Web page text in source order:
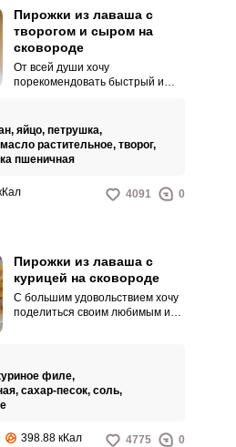
Пирожки из лаваша с
творогом и сыром на
сковороде
От всей души хочу
порекомендовать быстрый и
из лаваша с творогом и сыром
на сковороде. Пирожки
готовятся очень быстро и
яйцо, петрушка,
масло растительное, творог,
пшеничная
4091 0
Пирожки из лаваша с
курицей на сковороде
С большим удовольствием хочу
поделиться своим любимым и
можно приготовить в качестве
сытного завтрака в выходной
день и приятно удивить свою
филе,
сахар-песок, соль,
398.88 кКал 4775 0